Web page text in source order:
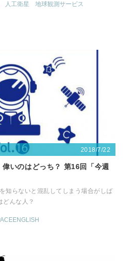
人工衛星
地球観測サービス
2018/7/22
いのはどっち？ 第16回「今週
知らないと混乱してしまう場合がしば
んな人？